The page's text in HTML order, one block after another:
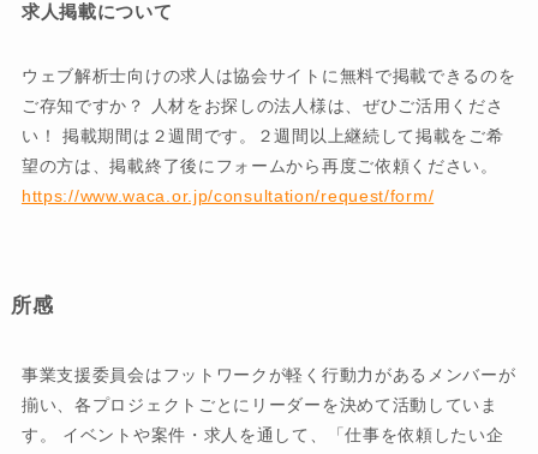
求人掲載について
ウェブ解析士向けの求人は協会サイトに無料で掲載できるのを
ご存知ですか？ 人材をお探しの法人様は、ぜひご活用くださ
い！ 掲載期間は２週間です。２週間以上継続して掲載をご希
望の方は、掲載終了後にフォームから再度ご依頼ください。
https://www.waca.or.jp/consultation/request/form/
所感
事業支援委員会はフットワークが軽く行動力があるメンバーが
揃い、各プロジェクトごとにリーダーを決めて活動していま
す。 イベントや案件・求人を通して、「仕事を依頼したい企